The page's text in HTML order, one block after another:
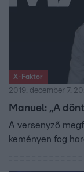
X-Faktor
2019. december 7.
Manuel: „A
A versenyző
keményen fog